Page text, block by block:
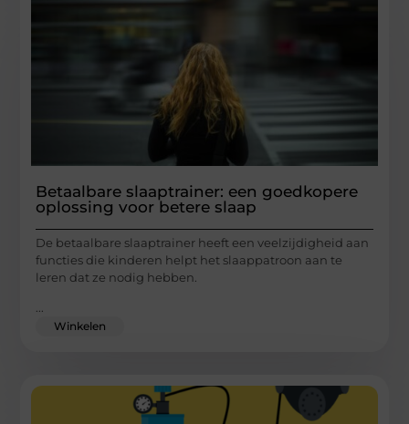
Betaalbare slaaptrainer: een goedkopere
oplossing voor betere slaap
De betaalbare slaaptrainer heeft een veelzijdigheid aan
functies die kinderen helpt het slaappatroon aan te
leren dat ze nodig hebben.
...
Winkelen